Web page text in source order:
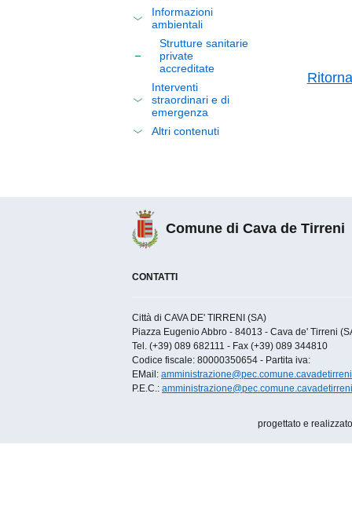
Informazioni
ambientali
Strutture sanitarie
private
accreditate
Interventi
straordinari e di
emergenza
Altri contenuti
Comune di Cava de Tirreni
CONTATTI
Città di CAVA DE' TIRRENI (SA)
Piazza Eugenio Abbro - 84013 - Cava de' Tirreni
Tel. (+39) 089 682111 - Fax (+39) 089 344810
Codice fiscale: 80000350654 - Partita iva:
EMail:
P.E.C.:
progettato e